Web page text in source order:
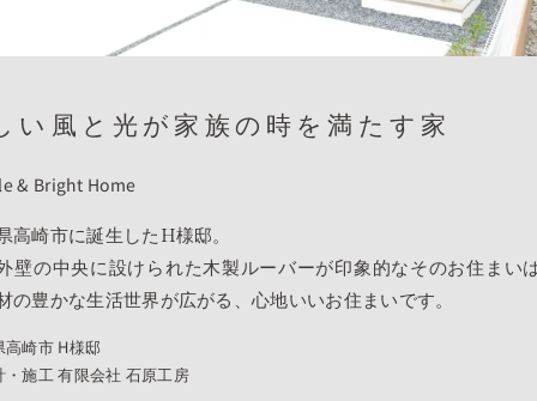
い風と光が家族の時を満たす家
& Bright Home
高崎市に誕生したH様邸。
壁の中央に設けられた木製ルーバーが印象的なそのお住まい
の豊かな生活世界が広がる、心地いいお住まいです。
高崎市 H様邸
施工 有限会社 石原工房